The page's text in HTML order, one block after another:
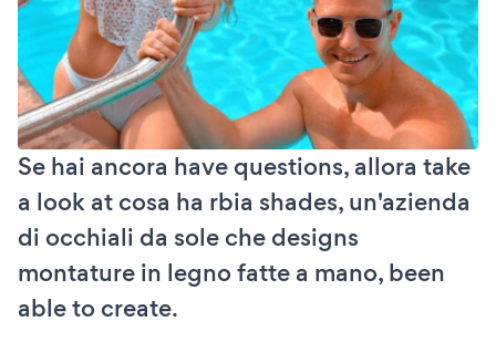
Se hai ancora have questions, allora take
a look at cosa ha rbia shades, un'azienda
di occhiali da sole che designs
montature in legno fatte a mano, been
able to create.